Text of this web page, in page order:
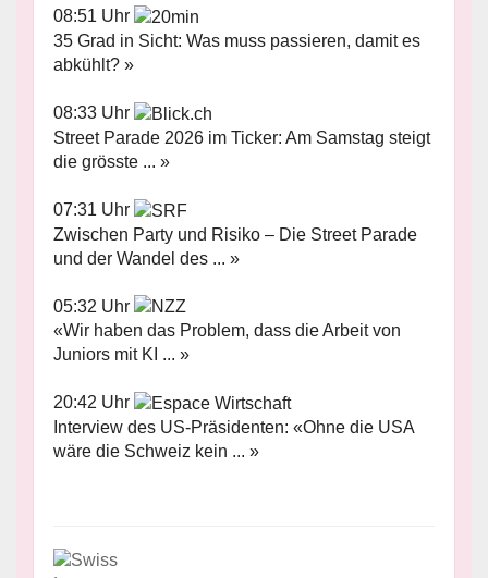
08:51 Uhr
35 Grad in Sicht: Was muss passieren, damit es
abkühlt? »
08:33 Uhr
Street Parade 2026 im Ticker: Am Samstag steigt
die grösste ... »
07:31 Uhr
Zwischen Party und Risiko – Die Street Parade
und der Wandel des ... »
05:32 Uhr
«Wir haben das Problem, dass die Arbeit von
Juniors mit KI ... »
20:42 Uhr
Interview des US-Präsidenten: «Ohne die USA
wäre die Schweiz kein ... »